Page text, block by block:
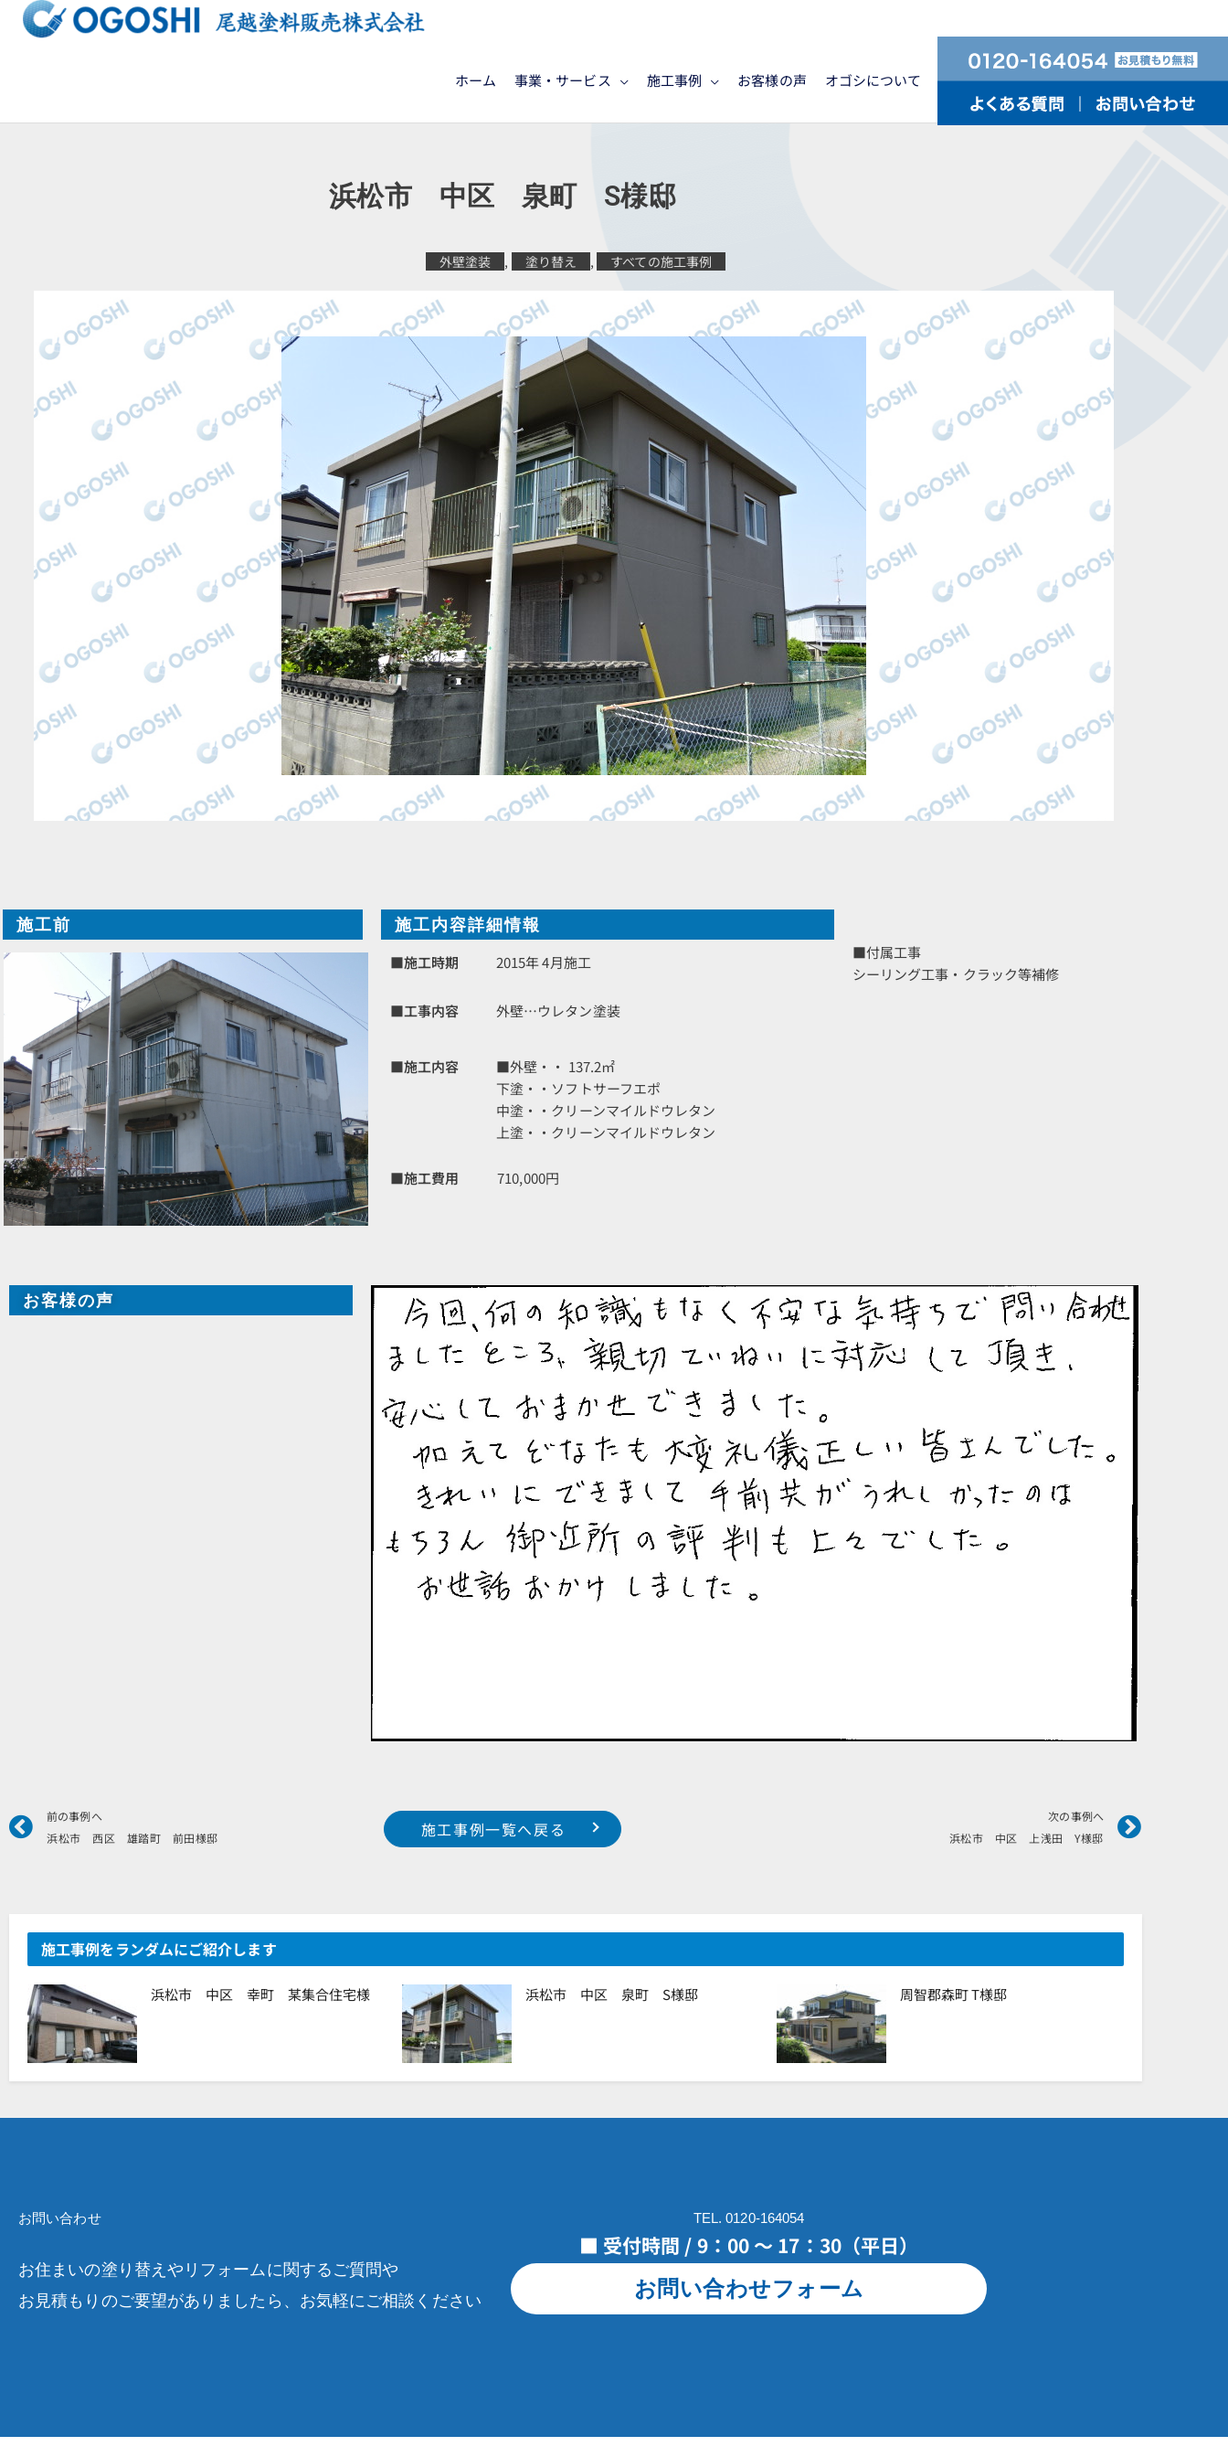
ッ
ホーム 事業・サービス 施工事例 お客様の声 オゴシについて
浜松市 中区 泉町 S様邸
外壁塗装 , 塗り替え , すべての施工事例
施工前
施工内容詳細情報
■施工時期
2015年 4月施工
■工事内容 外壁…ウレタン塗装
■施工内容
■外壁・・ 137.2㎡
下塗・・ソフトサーフエポ
中塗・・クリーンマイルドウレタン
上塗・・クリーンマイルドウレタン
■施工費用 710,000円
■付属工事
シーリング工事・クラック等補修
お客様の声
Prev
前の事例へ
浜松市 西区 雄踏町 前田様邸
次の事例へ
浜松市 中区 上浅田 Y様邸
Next
施工事例一覧へ戻る
施工事例をランダムにご紹介します
浜松市 中区 幸町 某集合住宅様 浜松市 中区 泉町 S様邸 周智郡森町 T様邸
お問い合わせ
お住まいの塗り替えやリフォームに関するご質問や
お見積もりのご要望がありましたら、お気軽にご相談ください
TEL. 0120-164054
■ 受付時間 / 9：00 ～ 17：30（平日）
お問い合わせフォーム